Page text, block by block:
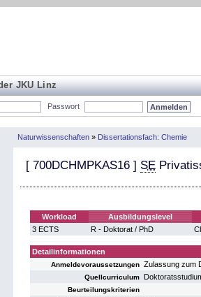
JKU Linz
Passwort
Naturwissenschaften » Dissertationsfach: Chemie
[ 700DCHMPKAS16 ] SE
Workload Ausbildungslevel
3 ECTS
R - Doktorat / PhD
Detailinformationen
Anmeldevoraussetzungen Zulassung zum
Quellcurriculum
Beurteilungskriterien